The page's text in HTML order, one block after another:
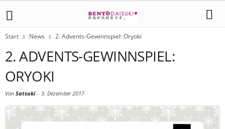
Start News 2. Advents-Gewinnspiel: Oryoki
2. ADVENTS-GEWINNSPIEL:
ORYOKI
Von Satsuki- 3. Dezember 2017